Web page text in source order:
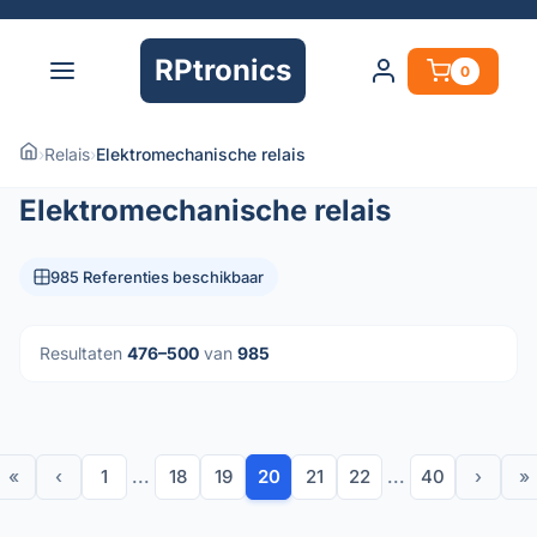
RPtronics 0
›Relais›Elektromechanische relais
Elektromechanische relais
985 Referenties beschikbaar
Resultaten 476–500 van 985
« ‹ 1 ... 18 19 20 21 22 ... 40 › »